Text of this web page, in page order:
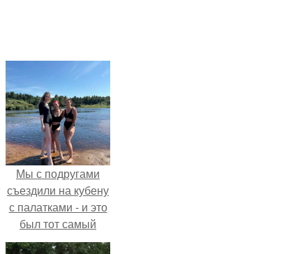
Мы с подругами
съездили на кубену
с палатками - и это
был тот самый
отдых, после